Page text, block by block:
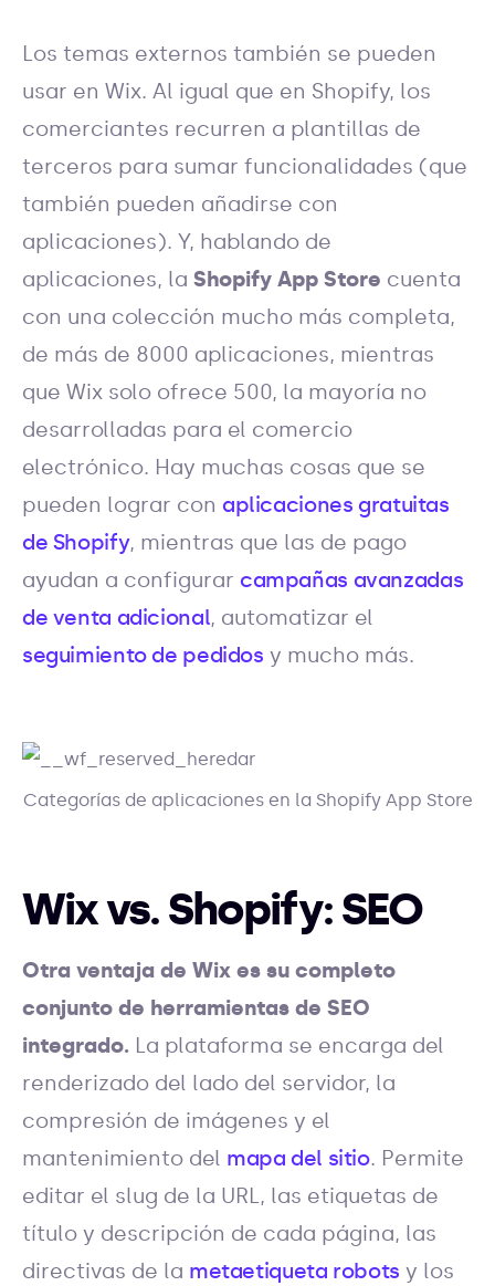
Los temas externos también se pueden
usar en Wix. Al igual que en Shopify, los
comerciantes recurren a plantillas de
terceros para sumar funcionalidades (que
también pueden añadirse con
aplicaciones). Y, hablando de
aplicaciones, la Shopify App Store cuenta
con una colección mucho más completa,
de más de 8000 aplicaciones, mientras
que Wix solo ofrece 500, la mayoría no
desarrolladas para el comercio
electrónico. Hay muchas cosas que se
pueden lograr con aplicaciones gratuitas
de Shopify, mientras que las de pago
ayudan a configurar campañas avanzadas
de venta adicional, automatizar el
seguimiento de pedidos y mucho más.
Categorías de aplicaciones en la Shopify App Store
Wix vs. Shopify: SEO
Otra ventaja de Wix es su completo
conjunto de herramientas de SEO
integrado. La plataforma se encarga del
renderizado del lado del servidor, la
compresión de imágenes y el
mantenimiento del mapa del sitio. Permite
editar el slug de la URL, las etiquetas de
título y descripción de cada página, las
directivas de la metaetiqueta robots y los